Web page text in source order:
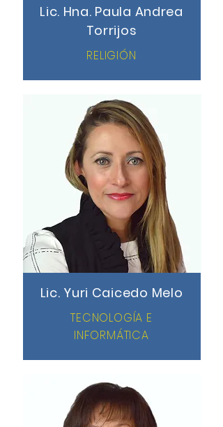
Lic. Hna. Paula Andrea
Torrijos
RELIGIÓN
Lic. Yuri Caicedo Melo
TECNOLOGÍA E
INFORMÁTICA